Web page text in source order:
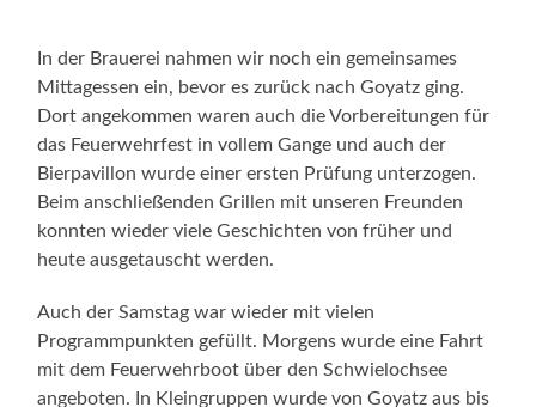
In der Brauerei nahmen wir noch ein gemeinsames
Mittagessen ein, bevor es zurück nach Goyatz ging.
Dort angekommen waren auch die Vorbereitungen für
das Feuerwehrfest in vollem Gange und auch der
Bierpavillon wurde einer ersten Prüfung unterzogen.
Beim anschließenden Grillen mit unseren Freunden
konnten wieder viele Geschichten von früher und
heute ausgetauscht werden.
Auch der Samstag war wieder mit vielen
Programmpunkten gefüllt. Morgens wurde eine Fahrt
mit dem Feuerwehrboot über den Schwielochsee
angeboten. In Kleingruppen wurde von Goyatz aus bis